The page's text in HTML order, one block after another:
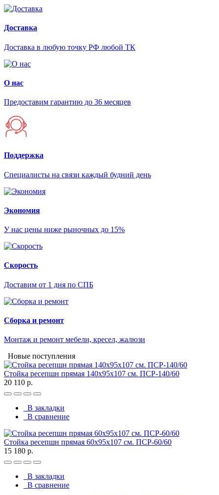
Доставка
Доставка в любую точку РФ любой ТК
О нас
Предоставим гарантию до 36 месяцев
Поддержка
Специалисты на связи каждый будний день
Экономия
У нас цены ниже рыночных до 15%
Скорость
Доставим от 1 дня по СПБ
Сборка и ремонт
Монтаж и ремонт мебели, кресел, жалюзи
Новые поступления
Стойка ресепшн прямая 140х95х107 см. ПСР-140/60
20 110 р.
В закладки
В сравнение
Стойка ресепшн прямая 60х95х107 см. ПСР-60/60
15 180 р.
В закладки
В сравнение